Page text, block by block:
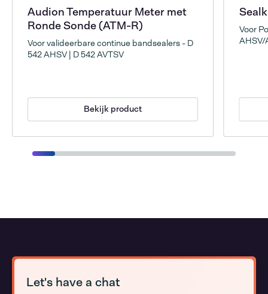
Audion Temperatuur Meter met
Ronde Sonde (ATM-R)
Voor valideerbare continue bandsealers - D
542 AHSV | D 542 AVTSV
Bekijk product
Voor
AHSV/
Let's have a chat